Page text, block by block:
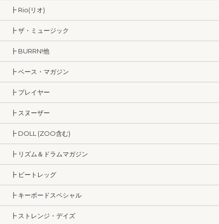
┣ Rio(リオ)
┣ ザ・ミュージック
┣ BURRN!他
┣ ベース・マガジン
┣ プレイヤー
┣ スヌーザー
┣ DOLL (ZOO含む)
┣ リズム＆ドラムマガジン
┣ ビートレッグ
┣ キーボードスペシャル
┣ ストレンジ・デイズ